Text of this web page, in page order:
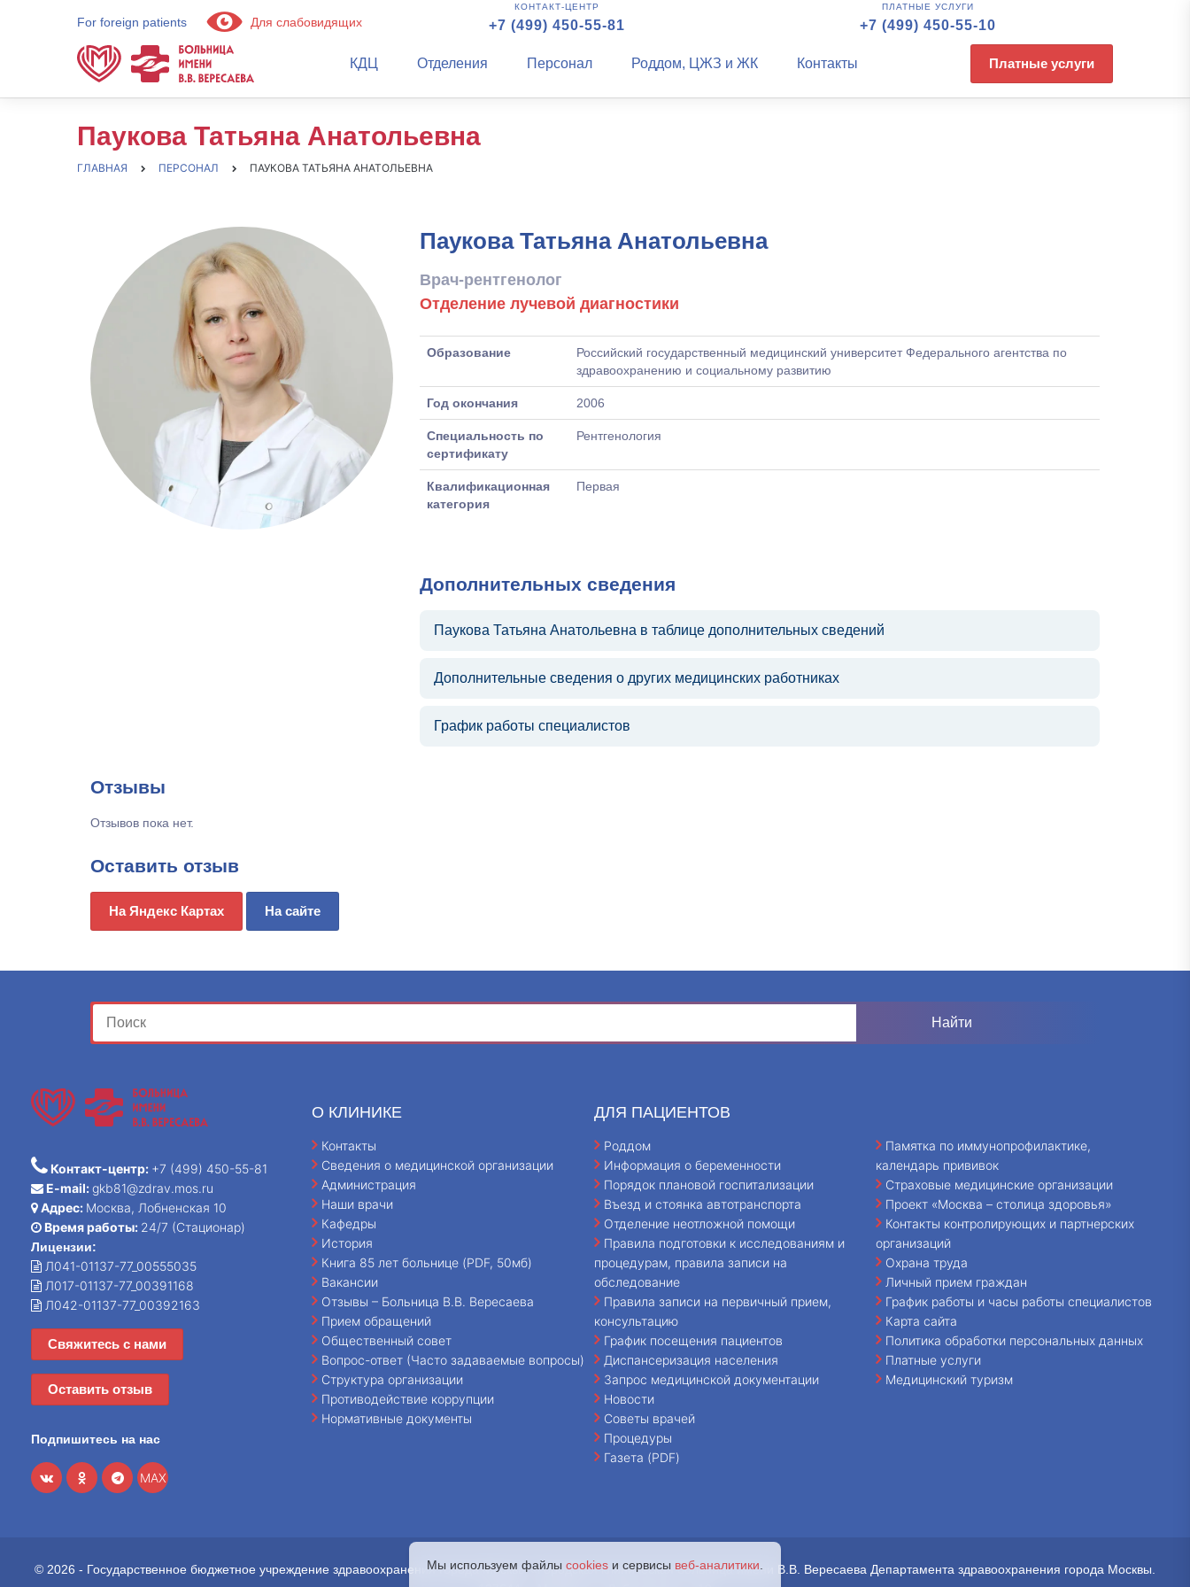
For foreign patients Для слабовидящих
КОНТАКТ-ЦЕНТР
+7 (499) 450-55-81
ПЛАТНЫЕ УСЛУГИ
+7 (499) 450-55-10
КДЦ Отделения Персонал Роддом, ЦЖЗ и ЖК Контакты Платные услуги
Паукова Татьяна Анатольевна
ГЛАВНАЯ ПЕРСОНАЛ ПАУКОВА ТАТЬЯНА АНАТОЛЬЕВНА
Паукова Татьяна Анатольевна
Врач-рентгенолог
Отделение лучевой диагностики
Образование
Российский государственный медицинский университет Федерального агентства по
здравоохранению и социальному развитию
Год окончания 2006
Специальность по
сертификату
Рентгенология
Квалификационная
категория
Первая
Дополнительных сведения
Паукова Татьяна Анатольевна в таблице дополнительных сведений
Дополнительные сведения о других медицинских работниках
График работы специалистов
Отзывы
Отзывов пока нет.
Оставить отзыв
На Яндекс Картах На сайте
Контакт-центр: +7 (499) 450-55-81
E-mail:gkb81@zdrav.mos.ru
Адрес: Москва, Лобненская 10
Время работы: 24/7 (Стационар)
Лицензии:
Л041-01137-77_00555035
Л017-01137-77_00391168
Л042-01137-77_00392163
Свяжитесь с нами
Оставить отзыв
Подпишитесь на нас
MAX
О КЛИНИКЕ
Контакты
Сведения о медицинской организации
Администрация
Наши врачи
Кафедры
История
Книга 85 лет больнице (PDF, 50мб)
Вакансии
Отзывы – Больница В.В. Вересаева
Прием обращений
Общественный совет
Вопрос-ответ (Часто задаваемые вопросы)
Структура организации
Противодействие коррупции
Нормативные документы
ДЛЯ ПАЦИЕНТОВ
Роддом
Информация о беременности
Порядок плановой госпитализации
Въезд и стоянка автотранспорта
Отделение неотложной помощи
Правила подготовки к исследованиям и
процедурам, правила записи на
обследование
Правила записи на первичный прием,
консультацию
График посещения пациентов
Диспансеризация населения
Запрос медицинской документации
Новости
Советы врачей
Процедуры
Газета (PDF)
Памятка по иммунопрофилактике,
календарь прививок
Страховые медицинские организации
Проект «Москва – столица здоровья»
Контакты контролирующих и партнерских
организаций
Охрана труда
Личный прием граждан
График работы и часы работы специалистов
Карта сайта
Политика обработки персональных данных
Платные услуги
Медицинский туризм
© 2026 - Государственное бюджетное учреждение здравоохранения города Москвы «Городская клиническая больница имени В.В. Вересаева Департамента здравоохранения города Москвы.
Мы используем файлы cookies и сервисы веб-аналитики